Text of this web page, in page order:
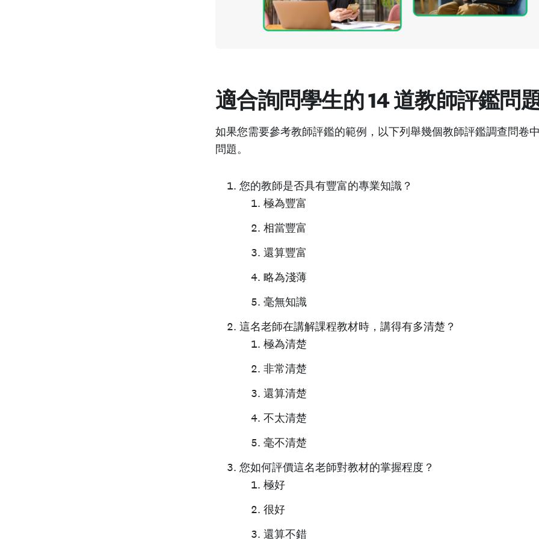
適合詢問學生的 14 道教師評鑑問
如果您需要參考教師評鑑的範例，以下列舉幾個教師評鑑調查問卷
問題。
您的教師是否具有豐富的專業知識？
極為豐富
相當豐富
還算豐富
略為淺薄
毫無知識
這名老師在講解課程教材時，講得有多清楚？
極為清楚
非常清楚
還算清楚
不太清楚
毫不清楚
您如何評價這名老師對教材的掌握程度？
極好
很好
還算不錯